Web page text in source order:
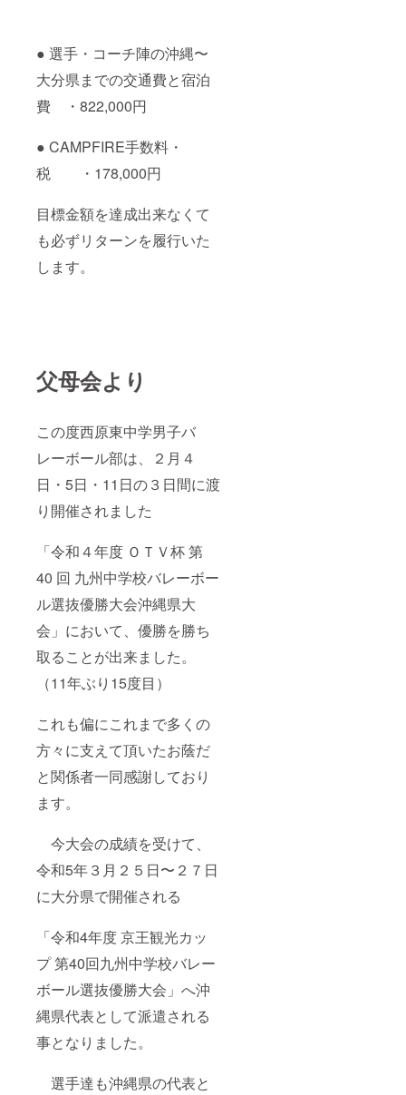
● 選手・コーチ陣の沖縄〜
大分県までの交通費と宿泊
費 ・822,000円
● CAMPFIRE手数料・
税 ・178,000円
目標金額を達成出来なくて
も必ずリターンを履行いた
します。
父母会より
この度西原東中学男子バ
レーボール部は、２月４
日・5日・11日の３日間に渡
り開催されました
「令和４年度 ＯＴＶ杯 第
40 回 九州中学校バレーボー
ル選抜優勝大会沖縄県大
会」において、優勝を勝ち
取ることが出来ました。
（11年ぶり15度目）
これも偏にこれまで多くの
方々に支えて頂いたお蔭だ
と関係者一同感謝しており
ます。
今大会の成績を受けて、
令和5年３月２５日〜２７日
に大分県で開催される
「令和4年度 京王観光カッ
プ 第40回九州中学校バレー
ボール選抜優勝大会」へ沖
縄県代表として派遣される
事となりました。
選手達も沖縄県の代表と